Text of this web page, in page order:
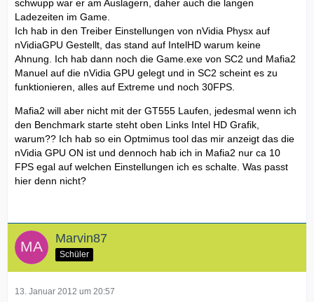
schwupp war er am Auslagern, daher auch die langen
Ladezeiten im Game.
Ich hab in den Treiber Einstellungen von nVidia Physx auf
nVidiaGPU Gestellt, das stand auf IntelHD warum keine
Ahnung. Ich hab dann noch die Game.exe von SC2 und Mafia2
Manuel auf die nVidia GPU gelegt und in SC2 scheint es zu
funktionieren, alles auf Extreme und noch 30FPS.
Mafia2 will aber nicht mit der GT555 Laufen, jedesmal wenn ich
den Benchmark starte steht oben Links Intel HD Grafik,
warum?? Ich hab so ein Optmimus tool das mir anzeigt das die
nVidia GPU ON ist und dennoch hab ich in Mafia2 nur ca 10
FPS egal auf welchen Einstellungen ich es schalte. Was passt
hier denn nicht?
Marvin87
Schüler
13. Januar 2012 um 20:57